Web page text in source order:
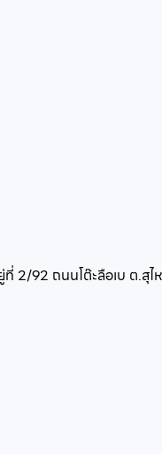
ที่ 2/92 ถนนโต๊ะลือเบ ต.สุไ